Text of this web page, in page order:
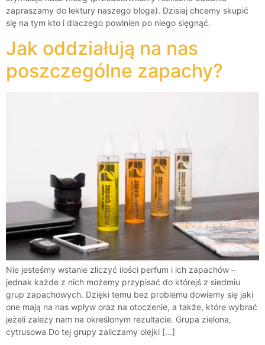
zapraszamy do lektury naszego bloga). Dzisiaj chcemy skupić
się na tym kto i dlaczego powinien po niego sięgnąć.
Jak oddziałują na nas
poszczególne zapachy?
Nie jesteśmy wstanie zliczyć ilości perfum i ich zapachów –
jednak każde z nich możemy przypisać do którejś z siedmiu
grup zapachowych. Dzięki temu bez problemu dowiemy się jaki
one mają na nas wpływ oraz na otoczenie, a także, które wybrać
jeżeli zależy nam na określonym rezultacie. Grupa zielona,
cytrusowa Do tej grupy zaliczamy olejki […]